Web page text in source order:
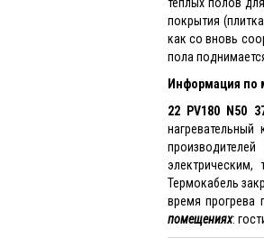
покрытия
как со вновь
пола
Информация по
22 PV180 N50
Термокабель
время прогрева
помещениях: